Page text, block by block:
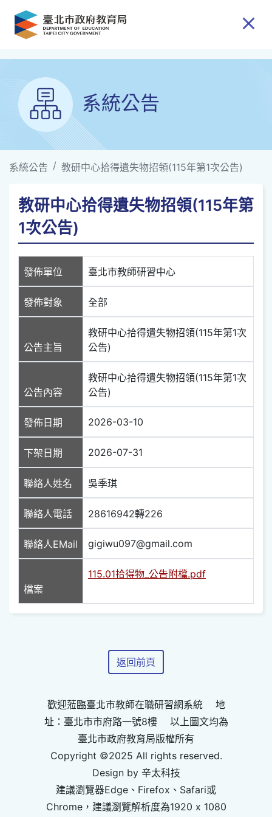
跳到主要內容
系統公告
系統公告 教研中心拾得遺失物招領(115年第1次公告)
教研中心拾得遺失物招領(115年第
1次公告)
發佈單位 臺北市教師研習中心
發佈對象 全部
公告主旨
教研中心拾得遺失物招領(115年第1次
公告)
公告內容
教研中心拾得遺失物招領(115年第1次
公告)
發佈日期 2026-03-10
下架日期 2026-07-31
聯絡人姓名 吳季琪
聯絡人電話 28616942轉226
聯絡人EMail gigiwu097@gmail.com
檔案
115.01拾得物_公告附檔.pdf
返回前頁
歡迎蒞臨臺北市教師在職研習網系統 地
址：臺北市市府路一號8樓 以上圖文均為
臺北市政府教育局版權所有
Copyright ©2025 All rights reserved.
Design by 辛太科技
建議瀏覽器Edge、Firefox、Safari或
Chrome，建議瀏覽解析度為1920 x 1080